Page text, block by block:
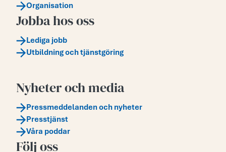
Organisation
Jobba hos oss
Lediga jobb
Utbildning och tjänstgöring
Nyheter och media
Pressmeddelanden och nyheter
Presstjänst
Våra poddar
Följ oss